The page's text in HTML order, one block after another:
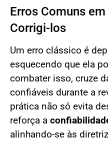
Erros Comuns
Corrigi-los
Um erro clássico é
esquecendo que ela
combater isso, cruze
confiáveis durante a
prática não só evita
reforça a
alinhando-se às